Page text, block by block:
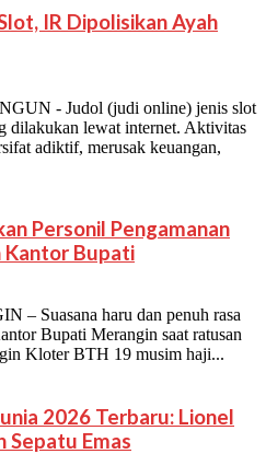
IR Dipolisikan Ayah
- Judol (judi online) jenis slot
dilakukan lewat internet. Aktivitas
adiktif, merusak keuangan,
Personil Pengamanan
Kantor Bupati
– Suasana haru dan penuh rasa
Bupati Merangin saat ratusan
Kloter BTH 19 musim haji...
2026 Terbaru: Lionel
Sepatu Emas